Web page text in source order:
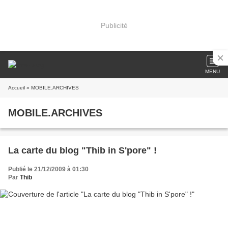
Publicité
MENU
Accueil » MOBILE.ARCHIVES
MOBILE.ARCHIVES
La carte du blog "Thib in S'pore" !
Publié le 21/12/2009 à 01:30
Par Thib